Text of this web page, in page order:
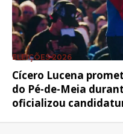
ELEIÇÕES 2026
Cícero Lucena
do Pé-de-Meia
oficializou